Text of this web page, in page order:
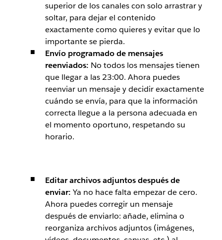
superior de los canales con solo arrastrar y
soltar, para dejar el contenido
exactamente como quieres y evitar que lo
importante se pierda.
Envío programado de mensajes
reenviados: No todos los mensajes tienen
que llegar a las 23:00. Ahora puedes
reenviar un mensaje y decidir exactamente
cuándo se envía, para que la información
correcta llegue a la persona adecuada en
el momento oportuno, respetando su
horario.
Editar archivos adjuntos después de
enviar: Ya no hace falta empezar de cero.
Ahora puedes corregir un mensaje
después de enviarlo: añade, elimina o
reorganiza archivos adjuntos (imágenes,